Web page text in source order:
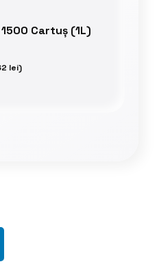
Cartuș (1L)
lei)